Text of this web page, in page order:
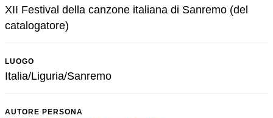
XII Festival della canzone italiana di Sanremo (del
catalogatore)
LUOGO
Italia/Liguria/Sanremo
AUTORE PERSONA